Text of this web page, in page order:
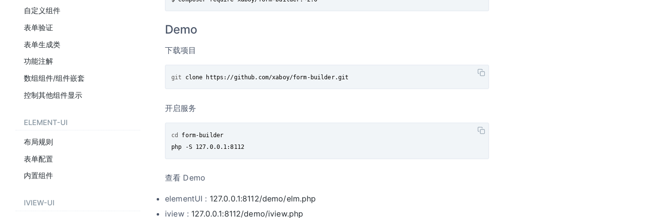
自定义组件
表单验证
表单生成类
功能注解
数组组件/组件嵌套
控制其他组件显示
ELEMENT-UI
布局规则
表单配置
内置组件
IVIEW-UI
Demo
下载项目
git clone https://github.com/xaboy/form-builder.git
开启服务
cd
form-builder
php -S 127.0.0.1:8112
查看 Demo
elementUI : 127.0.0.1:8112/demo/elm.php
iview : 127.0.0.1:8112/demo/iview.php